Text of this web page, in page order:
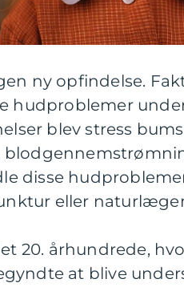
ny opfindelse.
hudproblemer
blev stress
disse
eller
20. århundrede,
at blive